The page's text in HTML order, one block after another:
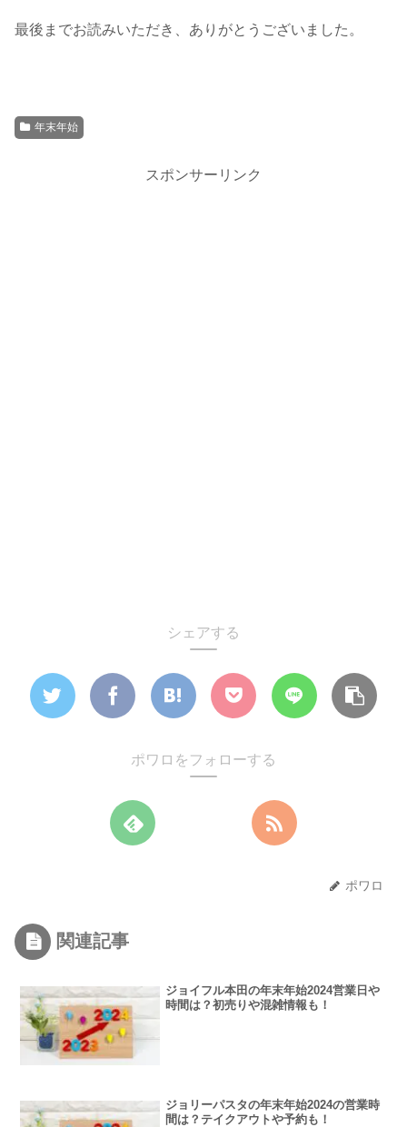
最後までお読みいただき、ありがとうございました。
年末年始
スポンサーリンク
シェアする
ポワロをフォローする
ポワロ
関連記事
ジョイフル本田の年末年始2024営業日や
時間は？初売りや混雑情報も！
ジョリーパスタの年末年始2024の営業時
間は？テイクアウトや予約も！